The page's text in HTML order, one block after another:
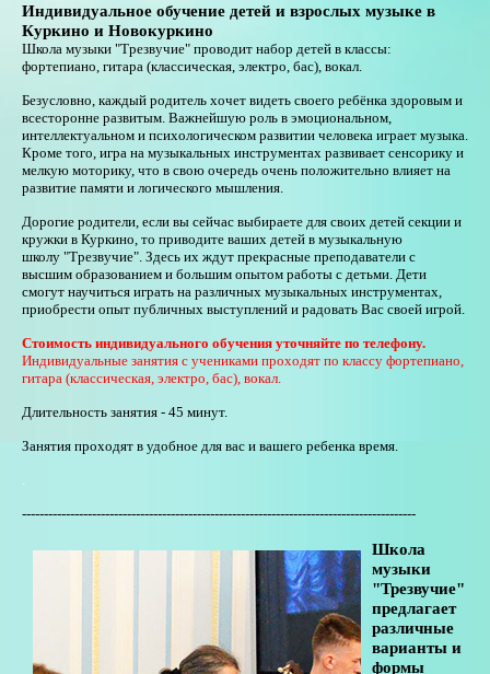
Индивидуальное обучение детей и взрослых музыке в
Куркино и Новокуркино
Школа музыки "Трезвучие" проводит набор детей в классы:
фортепиано, гитара (классическая, электро, бас), вокал.
Безусловно, каждый родитель хочет видеть своего ребёнка здоровым и
всесторонне развитым. Важнейшую роль в эмоциональном,
интеллектуальном и психологическом развитии человека играет музыка.
Кроме того, игра на музыкальных инструментах развивает сенсорику и
мелкую моторику, что в свою очередь очень положительно влияет на
развитие памяти и логического мышления.
Дорогие родители, если вы сейчас выбираете для своих детей секции и
кружки в Куркино, то приводите ваших детей в музыкальную
школу "Трезвучие". Здесь их ждут прекрасные преподаватели с
высшим образованием и большим опытом работы с детьми. Дети
смогут научиться играть на различных музыкальных инструментах,
приобрести опыт публичных выступлений и радовать Вас своей игрой.
Стоимость индивидуального обучения уточняйте по телефону.
Индивидуальные занятия с учениками проходят по классу фортепиано,
гитара (классическая, электро, бас), вокал.
Длительность занятия - 45 минут.
Занятия проходят в удобное для вас и вашего ребенка время.
.
------------------------------------------------------------------------------------------
Школа
музыки
"Трезвучие"
предлагает
различные
варианты и
формы